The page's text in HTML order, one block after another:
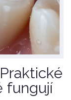
fungují